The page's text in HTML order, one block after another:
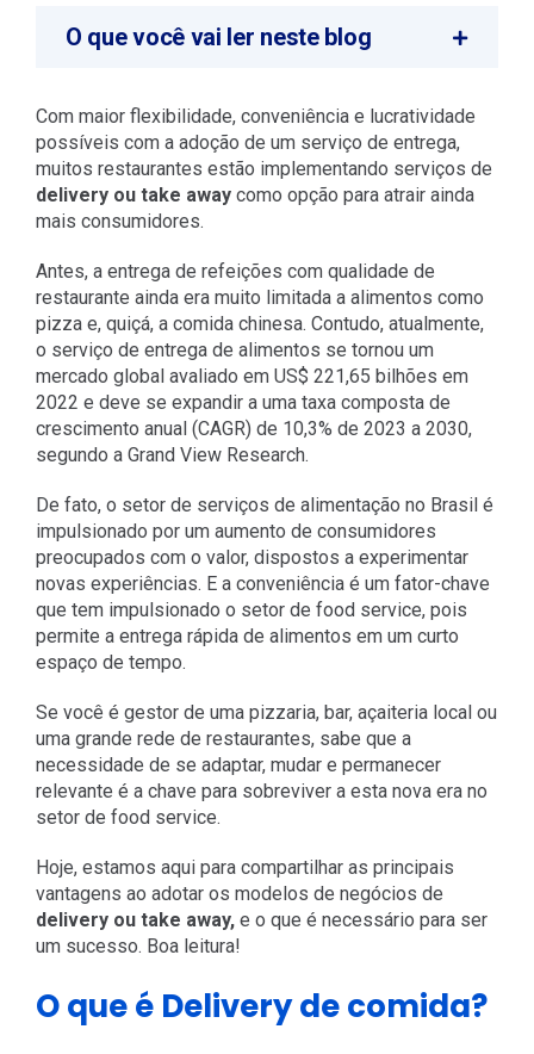
Com maior flexibilidade, conveniência e lucratividade
possíveis com a adoção de um serviço de entrega,
muitos restaurantes estão implementando serviços de
delivery ou take awaycomo opção para atrair ainda
mais consumidores.
Antes, a entrega de refeições com qualidade de
restaurante ainda era muito limitada a alimentos como
pizza e, quiçá, a comida chinesa. Contudo, atualmente,
o serviço de entrega de alimentos se tornou um
mercado global avaliado em US$ 221,65 bilhões em
2022 e deve se expandir a uma taxa composta de
crescimento anual (CAGR) de 10,3% de 2023 a 2030,
segundo a Grand View Research.
De fato, o setor de serviços de alimentação no Brasil é
impulsionado por um aumento de consumidores
preocupados com o valor, dispostos a experimentar
novas experiências. E a conveniência é um fator-chave
que tem impulsionado o setor de food service, pois
permite a entrega rápida de alimentos em um curto
espaço de tempo.
Se você é gestor de uma pizzaria, bar, açaiteria local ou
uma grande rede de restaurantes, sabe que a
necessidade de se adaptar, mudar e permanecer
relevante é a chave para sobreviver a esta nova era no
setor de food service.
Hoje, estamos aqui para compartilhar as principais
vantagens ao adotar os modelos de negócios de
delivery ou take away, e o que é necessário para ser
um sucesso. Boa leitura!
O que é Delivery de comida?
O que você vai ler neste blog